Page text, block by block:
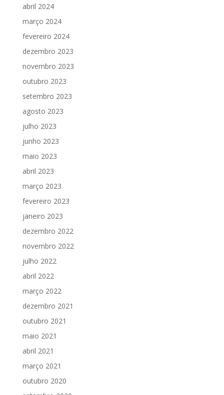
abril 2024
março 2024
fevereiro 2024
dezembro 2023
novembro 2023
outubro 2023
setembro 2023
agosto 2023
julho 2023
junho 2023
maio 2023
abril 2023
março 2023
fevereiro 2023
janeiro 2023
dezembro 2022
novembro 2022
julho 2022
abril 2022
março 2022
dezembro 2021
outubro 2021
maio 2021
abril 2021
março 2021
outubro 2020